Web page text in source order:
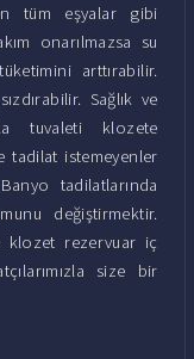
tüm eşyalar gibi
onarılmazsa su
arttırabilir.
Sağlık ve
tuvaleti klozete
tadilat istemeyenler
tadilatlarında
değiştirmektir.
klozet rezervuar iç
size bir